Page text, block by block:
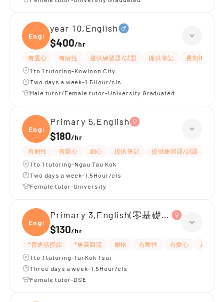
Engli
year 10,English
$400/hr
有愛心 有耐性 提供練習題/試題 提供筆記
長期補習
1 to 1 tutoring-Kowloon City
Two days a week-1.5Hour/cls
Male tutor/Female tutor-University Graduated
Engli
Primary 5,English
$180/hr
有耐性 有愛心 細心 提供筆記 提供練習題/試題
1 to 1 tutoring-Ngau Tau Kok
Two days a week-1.5Hour/cls
Female tutor-University
Engli
Primary 3,English(零基礎, 會話)
$130/hr
*普通話授課 *居英回流 嚴格 有耐性 有愛心
細心
1 to 1 tutoring-Tai Kok Tsui
Three days a week-1.5Hour/cls
Female tutor-DSE